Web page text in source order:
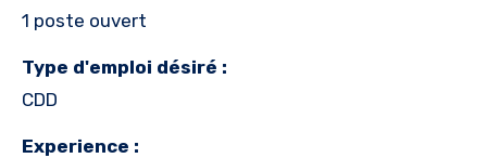
1 poste ouvert
Type d'emploi désiré :
CDD
Experience :